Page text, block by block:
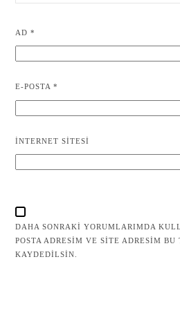
AD*
E-POSTA*
İNTERNET SITESI
DAHA SONRAKI YORUMLARIMDA
POSTA ADRESIM VE SITE ADRESIM BU
KAYDEDILSIN.